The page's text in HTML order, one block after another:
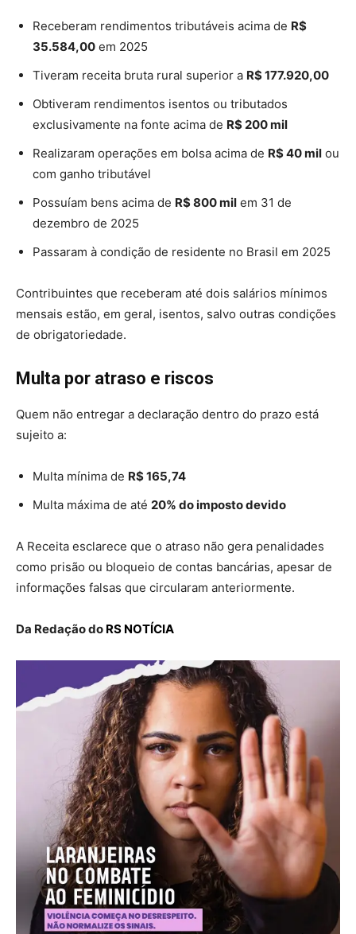
Receberam rendimentos tributáveis acima de R$
35.584,00 em 2025
Tiveram receita bruta rural superior a R$ 177.920,00
Obtiveram rendimentos isentos ou tributados
exclusivamente na fonte acima de R$ 200 mil
Realizaram operações em bolsa acima de R$ 40 mil ou
com ganho tributável
Possuíam bens acima de R$ 800 mil em 31 de
dezembro de 2025
Passaram à condição de residente no Brasil em 2025
Contribuintes que receberam até dois salários mínimos
mensais estão, em geral, isentos, salvo outras condições
de obrigatoriedade.
Multa por atraso e riscos
Quem não entregar a declaração dentro do prazo está
sujeito a:
Multa mínima de R$ 165,74
Multa máxima de até 20% do imposto devido
A Receita esclarece que o atraso não gera penalidades
como prisão ou bloqueio de contas bancárias, apesar de
informações falsas que circularam anteriormente.
Da Redação do RS NOTÍCIA